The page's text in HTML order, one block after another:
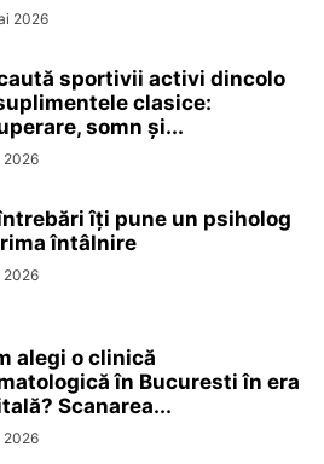
2026
sportivii activi dincolo
clasice:
somn și...
2026
îți pune un psiholog
întâlnire
2026
alegi o clinică
în Bucuresti în era
Scanarea...
2026